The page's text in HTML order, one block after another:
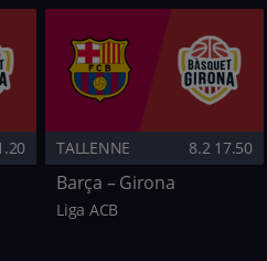
TALLENNE 8.2 17.50
Barça – Girona
Liga ACB